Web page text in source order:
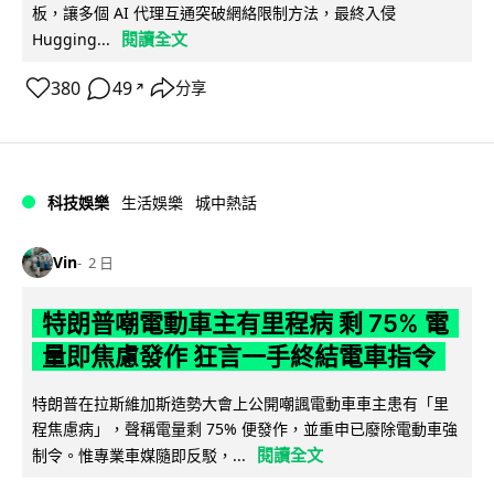
板，讓多個 AI 代理互通突破網絡限制方法，最終入侵
Hugging...
閱讀全文
380 49 ↗ 分享
科技娛樂 生活娛樂 城中熱話
Vin 2 日
特朗普嘲電動車主有里程病 剩 75% 電
量即焦慮發作 狂言一手終結電車指令
特朗普在拉斯維加斯造勢大會上公開嘲諷電動車車主患有「里
程焦慮病」，聲稱電量剩 75% 便發作，並重申已廢除電動車強
制令。惟專業車媒隨即反駁，...
閱讀全文